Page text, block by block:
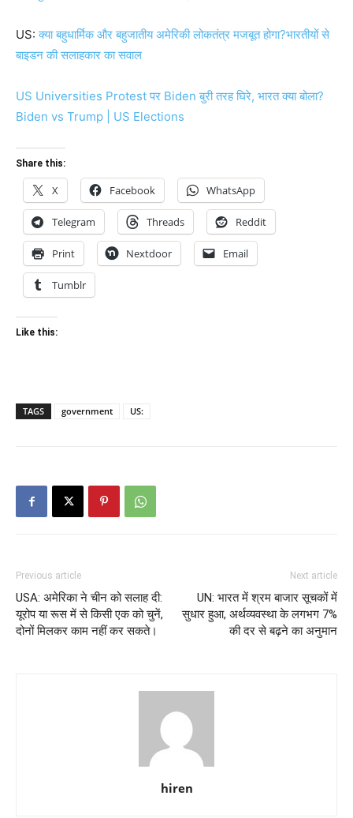
US:क्या बहुधार्मिक और बहुजातीय अमेरिकी लोकतंत्र मजबूत होगा?भारतीयों से
बाइडन की सलाहकार का सवाल
US Universities Protest पर Biden बुरी तरह घिरे, भारत क्या बोला?
Biden vs Trump | US Elections
Share this:
X Facebook WhatsApp
Telegram Threads Reddit
Print Nextdoor Email
Tumblr
Like this:
TAGS government US:
Previous article
USA: अमेरिका ने चीन को सलाह दी:
यूरोप या रूस में से किसी एक को चुनें,
दोनों मिलकर काम नहीं कर सकते।
Next article
UN: भारत में श्रम बाजार सूचकों में
सुधार हुआ, अर्थव्यवस्था के लगभग 7%
की दर से बढ़ने का अनुमान
hiren